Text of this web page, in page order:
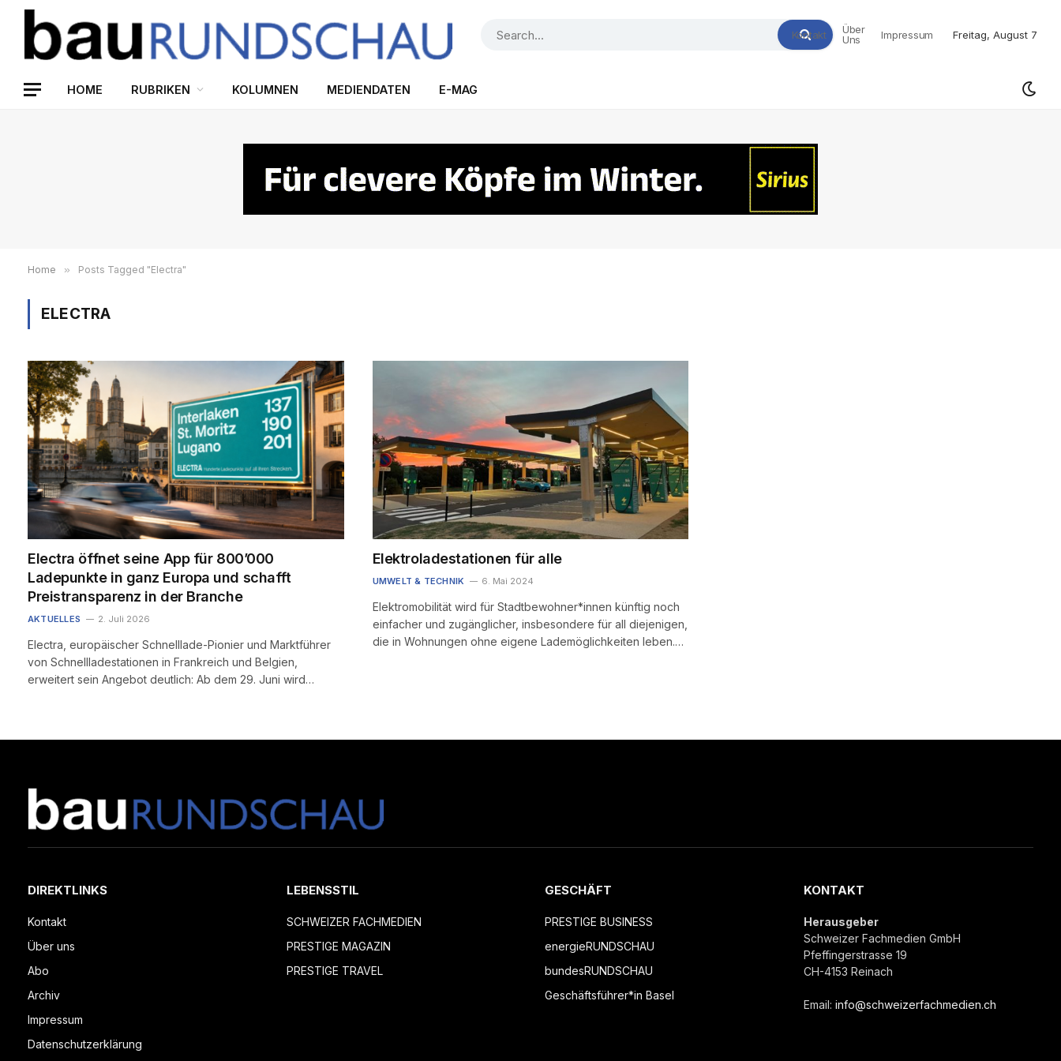
Kontakt
Über
Uns
Impressum Freitag, August 7
HOME RUBRIKEN KOLUMNEN MEDIENDATEN E-MAG
Home » Posts Tagged "Electra"
ELECTRA
Electra öffnet seine App für 800’000
Ladepunkte in ganz Europa und schafft
Preistransparenz in der Branche
AKTUELLES 2. Juli 2026
Electra, europäischer Schnelllade-Pionier und Marktführer
von Schnellladestationen in Frankreich und Belgien,
erweitert sein Angebot deutlich: Ab dem 29. Juni wird…
Elektroladestationen für alle
UMWELT & TECHNIK 6. Mai 2024
Elektromobilität wird für Stadtbewohner*innen künftig noch
einfacher und zugänglicher, insbesondere für all diejenigen,
die in Wohnungen ohne eigene Lademöglichkeiten leben.…
DIREKTLINKS
Kontakt
Über uns
Abo
Archiv
Impressum
Datenschutzerklärung
LEBENSSTIL
SCHWEIZER FACHMEDIEN
PRESTIGE MAGAZIN
PRESTIGE TRAVEL
GESCHÄFT
PRESTIGE BUSINESS
energieRUNDSCHAU
bundesRUNDSCHAU
Geschäftsführer*in Basel
KONTAKT
Herausgeber
Schweizer Fachmedien GmbH
Pfeffingerstrasse 19
CH-4153 Reinach
Email: info@schweizerfachmedien.ch